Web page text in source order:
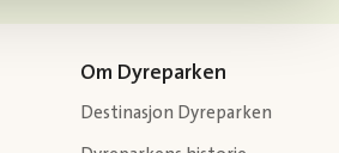
Om Dyreparken
Destinasjon Dyreparken